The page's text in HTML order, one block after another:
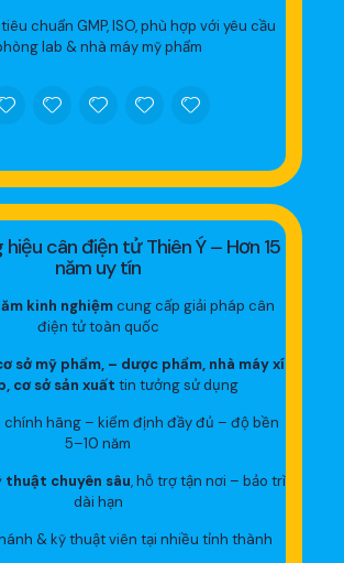
chuẩn GMP, ISO, phù hợp với yêu cầu
lab & nhà máy mỹ phẩm
cân điện tử Thiên Ý – Hơn 15
năm uy tín
kinh nghiệmcung cấp giải pháp cân
điện tử toàn quốc
sở mỹ phẩm, – dược phẩm, nhà máy xí
cơ sở sản xuất tin tưởng sử dụng
chính hãng – kiểm định đầy đủ – độ bền
5–10 năm
thuật chuyên sâu, hỗ trợ tận nơi – bảo trì
dài hạn
& kỹ thuật viên tại nhiều tỉnh thành